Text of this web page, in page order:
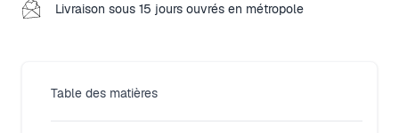
Livraison sous 15 jours ouvrés en métropole
Table des matières